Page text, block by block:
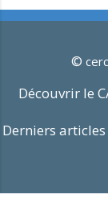
©
Découvrir le
Derniers